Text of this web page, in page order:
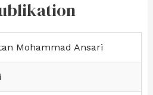
Mohammad Ansari